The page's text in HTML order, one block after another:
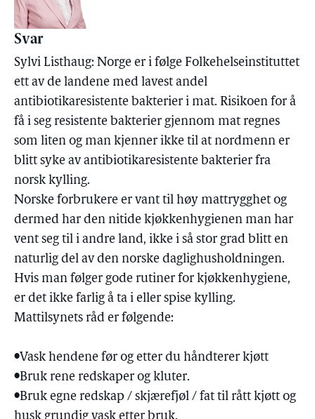
Svar
Sylvi Listhaug: Norge er i følge Folkehelseinstituttet
ett av de landene med lavest andel
antibiotikaresistente bakterier i mat. Risikoen for å
få i seg resistente bakterier gjennom mat regnes
som liten og man kjenner ikke til at nordmenn er
blitt syke av antibiotikaresistente bakterier fra
norsk kylling.
Norske forbrukere er vant til høy mattrygghet og
dermed har den nitide kjøkkenhygienen man har
vent seg til i andre land, ikke i så stor grad blitt en
naturlig del av den norske daglighusholdningen.
Hvis man følger gode rutiner for kjøkkenhygiene,
er det ikke farlig å ta i eller spise kylling.
Mattilsynets råd er følgende:
•Vask hendene før og etter du håndterer kjøtt
•Bruk rene redskaper og kluter.
•Bruk egne redskap / skjærefjøl / fat til rått kjøtt og